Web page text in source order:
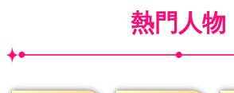
熱門人物